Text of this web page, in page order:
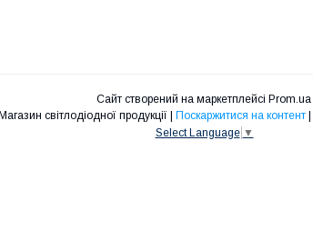
Сайт створений на маркетплейсі Prom.ua
"МІРА" | Магазин світлодіодної продукції | Поскаржитися на контент |
Select Language ▼